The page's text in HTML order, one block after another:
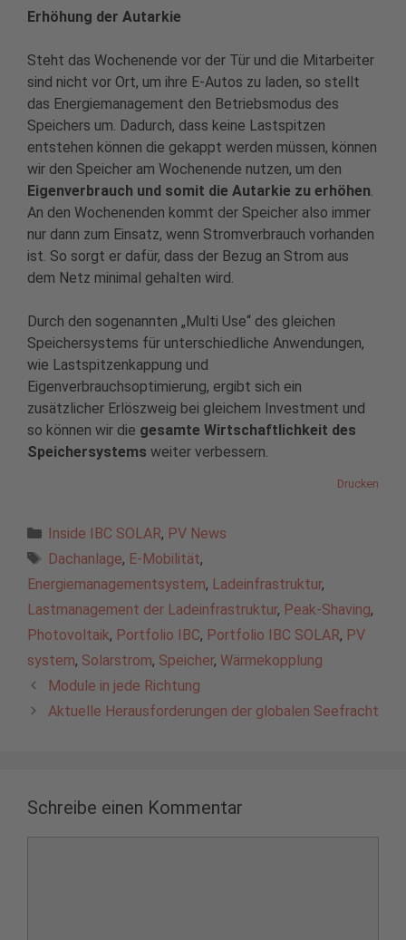
Erhöhung der Autarkie
Steht das Wochenende vor der Tür und die Mitarbeiter
sind nicht vor Ort, um ihre E-Autos zu laden, so stellt
das Energiemanagement den Betriebsmodus des
Speichers um. Dadurch, dass keine Lastspitzen
entstehen können die gekappt werden müssen, können
wir den Speicher am Wochenende nutzen, um den
Eigenverbrauch und somit die Autarkie zu erhöhen.
An den Wochenenden kommt der Speicher also immer
nur dann zum Einsatz, wenn Stromverbrauch vorhanden
ist. So sorgt er dafür, dass der Bezug an Strom aus
dem Netz minimal gehalten wird.
Durch den sogenannten „Multi Use“ des gleichen
Speichersystems für unterschiedliche Anwendungen,
wie Lastspitzenkappung und
Eigenverbrauchsoptimierung, ergibt sich ein
zusätzlicher Erlöszweig bei gleichem Investment und
so können wir die gesamte Wirtschaftlichkeit des
Speichersystems weiter verbessern.
Drucken
Kategorien
Inside IBC SOLAR, PV News
Schlagwörter
Dachanlage, E-Mobilität,
Energiemanagementsystem, Ladeinfrastruktur,
Lastmanagement der Ladeinfrastruktur, Peak-Shaving,
Photovoltaik, Portfolio IBC, Portfolio IBC SOLAR, PV
system, Solarstrom, Speicher, Wärmekopplung
Module in jede Richtung
Aktuelle Herausforderungen der globalen Seefracht
Schreibe einen Kommentar